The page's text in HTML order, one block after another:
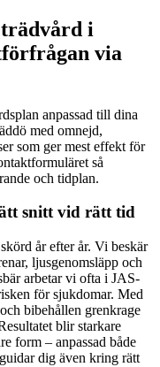
trädvård i
via
anpassad till dina
med omnejd,
som ger mest effekt för
så
och tidplan.
snitt vid rätt tid
år efter år. Vi beskär
ljusgenomsläpp och
arbetar vi ofta i JAS-
för sjukdomar. Med
bibehållen grenkrage
blir starkare
form – anpassad både
dig även kring rätt